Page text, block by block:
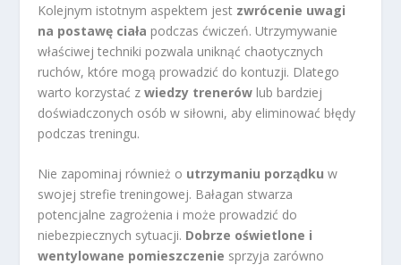
Kolejnym istotnym aspektem jest zwrócenie uwagi
na postawę ciała podczas ćwiczeń. Utrzymywanie
właściwej techniki pozwala uniknąć chaotycznych
ruchów, które mogą prowadzić do kontuzji. Dlatego
warto korzystać zwiedzy trenerów lub bardziej
doświadczonych osób w siłowni, aby eliminować błędy
podczas treningu.
Nie zapominaj również o utrzymaniu porządku w
swojej strefie treningowej. Bałagan stwarza
potencjalne zagrożenia i może prowadzić do
niebezpiecznych sytuacji. Dobrze oświetlone i
wentylowane pomieszczenie sprzyja zarówno